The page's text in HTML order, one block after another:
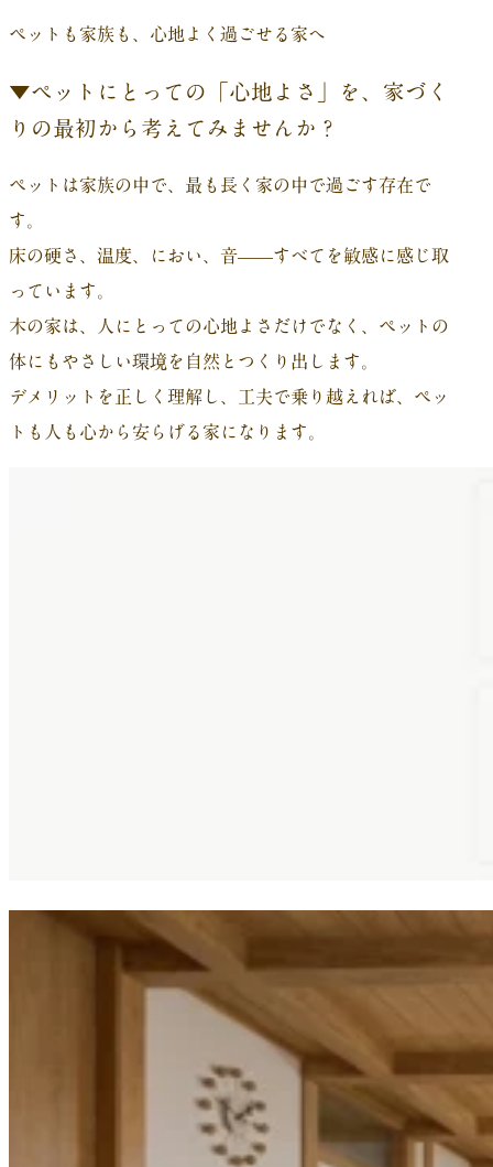
ペットも家族も、心地よく過ごせる家へ
▼ペットにとっての「心地よさ」を、家づく
りの最初から考えてみませんか？
ペットは家族の中で、最も長く家の中で過ごす存在で
す。
床の硬さ、温度、におい、音——すべてを敏感に感じ取
っています。
木の家は、人にとっての心地よさだけでなく、ペットの
体にもやさしい環境を自然とつくり出します。
デメリットを正しく理解し、工夫で乗り越えれば、ペッ
トも人も心から安らげる家になります。